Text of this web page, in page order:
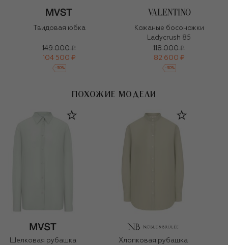
Твидовая юбка
149 000 ₽
104 500 ₽
-30%
Кожаные босоножки
Ladycrush 85
118 000 ₽
82 600 ₽
-30%
ПОХОЖИЕ МОДЕЛИ
Шелковая рубашка
Хлопковая рубашка